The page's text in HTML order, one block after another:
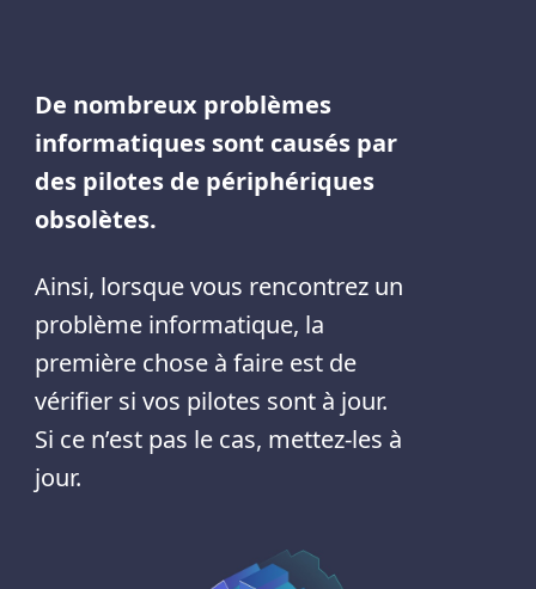
De nombreux problèmes
informatiques sont causés par
des pilotes de périphériques
obsolètes.
Ainsi, lorsque vous rencontrez un
problème informatique, la
première chose à faire est de
vérifier si vos pilotes sont à jour.
Si ce n’est pas le cas, mettez-les à
jour.